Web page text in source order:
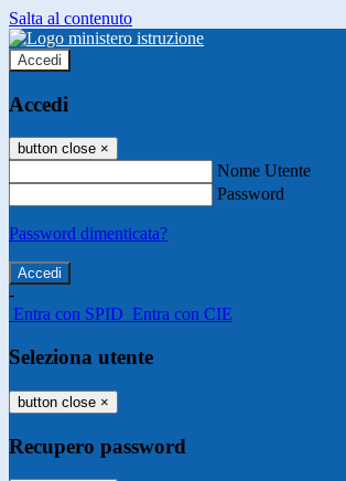
Salta al contenuto
Accedi
Accedi
button close ×
Nome Utente
Password
Password dimenticata?
-
Entra con SPID Entra con CIE
Seleziona utente
button close ×
Recupero password